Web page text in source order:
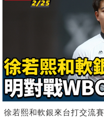
徐若熙和軟銀來台打交流賽